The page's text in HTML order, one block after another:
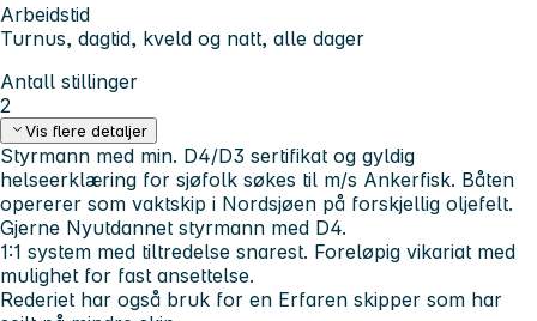
Arbeidstid
Turnus, dagtid, kveld og natt, alle dager
Antall stillinger
2
Vis flere detaljer
Styrmann med min. D4/D3 sertifikat og gyldig
helseerklæring for sjøfolk søkes til m/s Ankerfisk. Båten
opererer som vaktskip i Nordsjøen på forskjellig oljefelt.
Gjerne Nyutdannet styrmann med D4.
1:1 system med tiltredelse snarest. Foreløpig vikariat med
mulighet for fast ansettelse.
Rederiet har også bruk for en Erfaren skipper som har